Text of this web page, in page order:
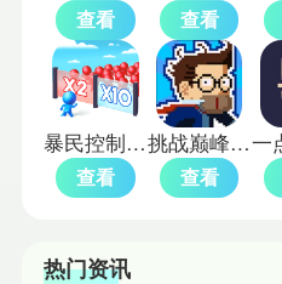
查看 查看
暴民控制MOD
查看
挑战巅峰手机版
查看
热门资讯